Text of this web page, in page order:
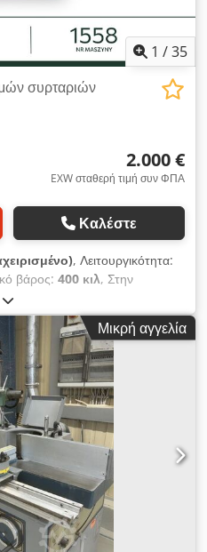
κατάσταση που
χωρίς ανακατασκευή,
1 /35
συρταριών
2.000 €
EXW σταθερή τιμή συν ΦΠΑ
Καλέστε
, Λειτουργικότητα:
βάρος: 400 κιλ, Στην
για συνδέσεις συρταριών
περιστεριού» Το
υποβληθεί σε τεχνικό
και έτοιμο για χρήση. Πριν
σε λειτουργία και να το
της εταιρείας μας. Το
είναι ο αυτόματος
συρταριών τύπου «ουρά
εύρος εργασίας. Οι
σταθεροποιούν τα προς
ταυτόχρονης
της σύνδεσης βελτιώνει τη
και ξυλουργικών
ακρίβεια στην επεξεργασία.
Μικρή αγγελία